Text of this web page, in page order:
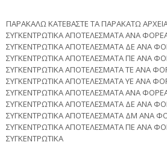
ΠΑΡΑΚΑΛΩ ΚΑΤΕΒΑΣΤΕ ΤΑ ΠΑΡΑΚΑΤΩ
ΣΥΓΚΕΝΤΡΩΤΙΚΑ ΑΠΟΤΕΛΕΣΜΑΤΑ ΑΝΑ
ΣΥΓΚΕΝΤΡΩΤΙΚΑ ΑΠΟΤΕΛΕΣΜΑΤΑ ΔΕ ΑΝΑ
ΣΥΓΚΕΝΤΡΩΤΙΚΑ ΑΠΟΤΕΛΕΣΜΑΤΑ ΠΕ ΑΝΑ
ΣΥΓΚΕΝΤΡΩΤΙΚΑ ΑΠΟΤΕΛΕΣΜΑΤΑ ΤΕ ΑΝΑ
ΣΥΓΚΕΝΤΡΩΤΙΚΑ ΑΠΟΤΕΛΕΣΜΑΤΑ ΥΕ ΑΝΑ
ΣΥΓΚΕΝΤΡΩΤΙΚΑ ΑΠΟΤΕΛΕΣΜΑΤΑ ΑΝΑ
ΣΥΓΚΕΝΤΡΩΤΙΚΑ ΑΠΟΤΕΛΕΣΜΑΤΑ ΔΕ ΑΝΑ
ΣΥΓΚΕΝΤΡΩΤΙΚΑ ΑΠΟΤΕΛΕΣΜΑΤΑ ΔΜ ΑΝΑ
ΣΥΓΚΕΝΤΡΩΤΙΚΑ ΑΠΟΤΕΛΕΣΜΑΤΑ ΠΕ ΑΝΑ
ΣΥΓΚΕΝΤΡΩΤΙΚΑ